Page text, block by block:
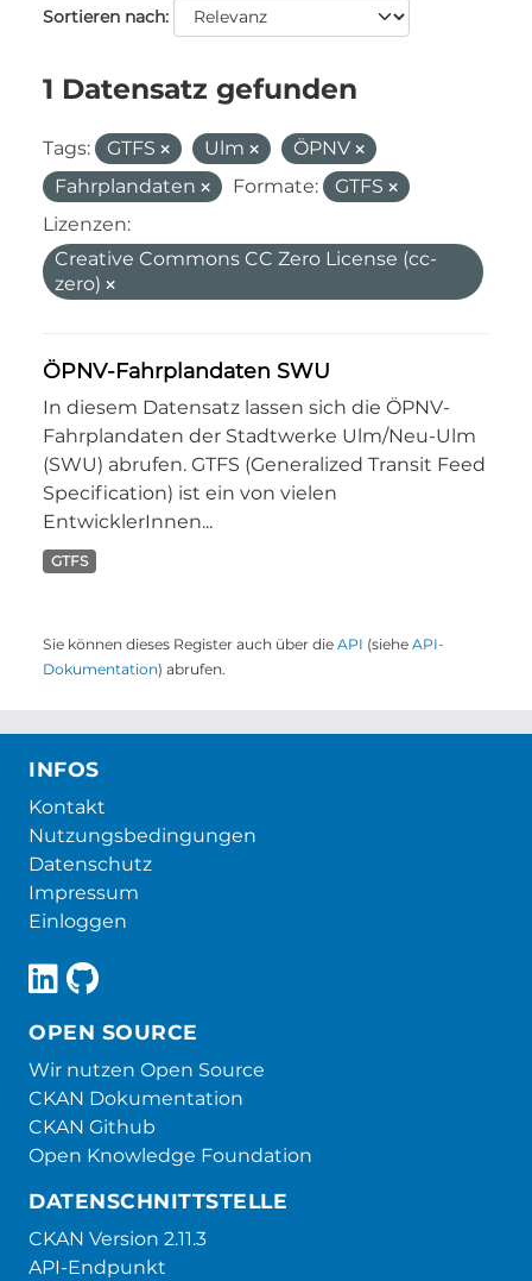
Sortieren nach
1 Datensatz gefunden
Tags: GTFS Ulm
ÖPNV
Fahrplandaten
Formate:
GTFS
Lizenzen:
Creative Commons CC Zero License (cc-
zero)
ÖPNV-Fahrplandaten SWU
In diesem Datensatz lassen sich die ÖPNV-
Fahrplandaten der Stadtwerke Ulm/Neu-Ulm
(SWU) abrufen. GTFS (Generalized Transit Feed
Specification) ist ein von vielen
EntwicklerInnen...
GTFS
Sie können dieses Register auch über die API (siehe API-
Dokumentation) abrufen.
INFOS
Kontakt
Nutzungsbedingungen
Datenschutz
Impressum
Einloggen
OPEN SOURCE
Wir nutzen Open Source
CKAN Dokumentation
CKAN Github
Open Knowledge Foundation
DATENSCHNITTSTELLE
CKAN Version 2.11.3
API-Endpunkt